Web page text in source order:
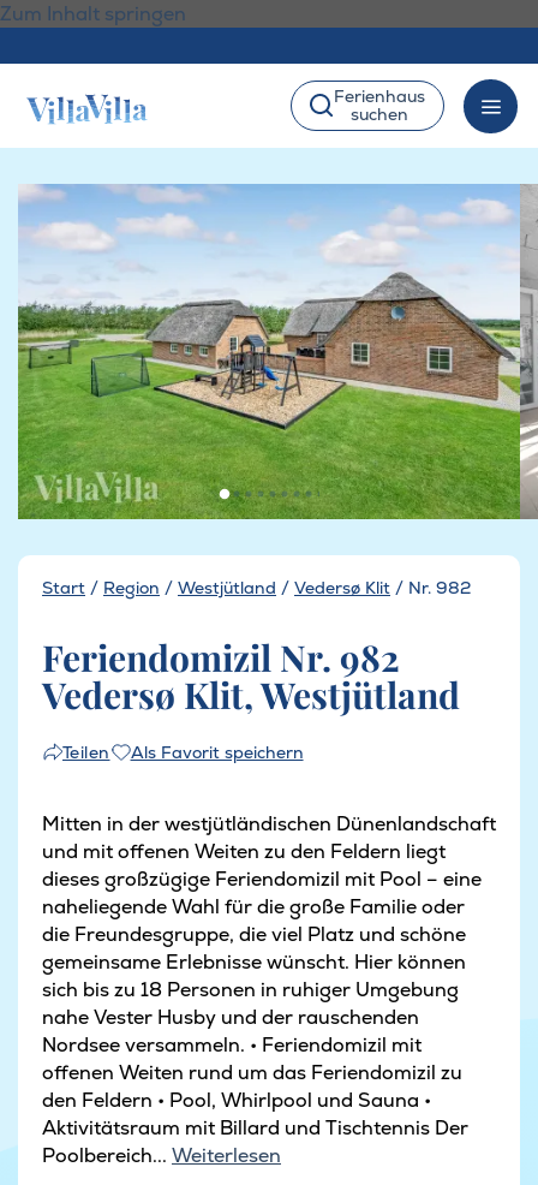
Zum Inhalt springen
Ferienhaus
suchen
Start / Region / Westjütland / Vedersø Klit / Nr. 982
Feriendomizil Nr. 982
Vedersø Klit, Westjütland
Teilen Als Favorit speichern
Mitten in der westjütländischen Dünenlandschaft
und mit offenen Weiten zu den Feldern liegt
dieses großzügige Feriendomizil mit Pool – eine
naheliegende Wahl für die große Familie oder
die Freundesgruppe, die viel Platz und schöne
gemeinsame Erlebnisse wünscht. Hier können
sich bis zu 18 Personen in ruhiger Umgebung
nahe Vester Husby und der rauschenden
Nordsee versammeln. • Feriendomizil mit
offenen Weiten rund um das Feriendomizil zu
den Feldern • Pool, Whirlpool und Sauna •
Aktivitätsraum mit Billard und Tischtennis Der
Poolbereich... Weiterlesen